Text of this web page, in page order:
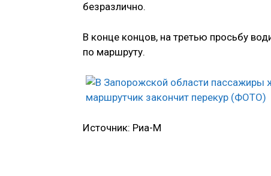
безразлично.
В конце концов, на третью просьбу
по маршруту.
Источник: Риа-М